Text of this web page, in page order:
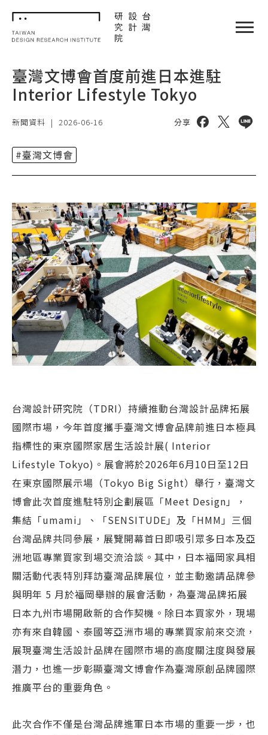
TDRI
單
臺灣文博會首度前進日本進駐
Interior Lifestyle Tokyo
新聞資料 | 2026-06-16 分享 分享到分享到
分享
#臺灣文博會
台灣設計研究院（TDRI）持續推動台灣設計品牌拓展
國際市場，今年首度攜手臺灣文博會品牌前進日本極具
指標性的東京國際家居生活設計展( Interior
Lifestyle Tokyo)。展會將於2026年6月10日至12日
在東京國際展示場（Tokyo Big Sight）舉行，臺灣文
博會此次首度進駐特別企劃展區「Meet Design」，
集結「umami」、「SENSITUDE」及「HMM」三個
台灣品牌共同參展，展覽開幕首日即吸引眾多日本及亞
洲地區專業買家到場交流洽談。其中，日本福岡家具相
關活動代表特別拜訪臺灣品牌展位，並主動邀請品牌參
與明年 5 月於福岡舉辦的展會活動，為臺灣品牌拓展
日本九州市場開啟新的合作契機。除日本買家外，現場
亦有來自韓國、泰國等亞洲市場的專業買家前來交流，
展現臺灣生活設計品牌在國際市場的高度關注度與發展
潛力，也進一步彰顯臺灣文博會作為臺灣原創品牌國際
推廣平台的重要角色。
此次合作不僅是台灣品牌進軍日本市場的重要一步，也